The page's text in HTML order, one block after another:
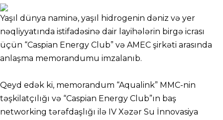
Yaşıl dünya naminə, yaşıl hidrogenin dəniz və yer
nəqliyyatında istifadəsinə dair layihələrin birgə icrası
üçün “Caspian Energy Club” və AMEC şirkəti arasında
anlaşma memorandumu imzalanıb.
Qeyd edək ki, memorandum “Aqualink” MMC-nin
təşkilatçılığı və “Caspian Energy Club”ın baş
networking tərəfdaşlığı ilə IV Xəzər Su İnnovasiya